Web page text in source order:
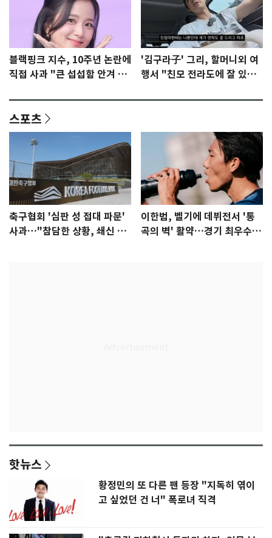
블랙핑크 지수, 10주년 논란에
직접 사과 "큰 섭섭함 안겨 미
'김구라子' 그리, 할머니외 여
행서 "친모 전라도에 잘 있
스포츠
축구협회 '심판 성 접대 파문'
사과…"참담한 상황, 쇄신 약
이한범, 벨기에 데뷔전서 '통
곡의 벽' 활약…경기 최우수선
핫뉴스
황정민의 또 다른 팬 등장 "지독히 엮이
고 싶었던 건 너" 폭로녀 직격